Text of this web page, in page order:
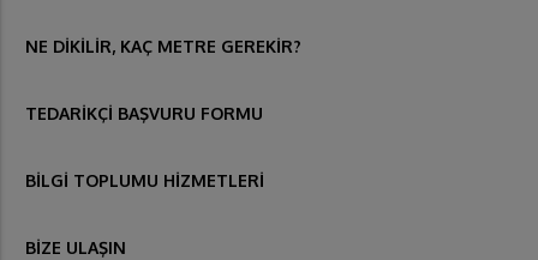
NE DİKİLİR, KAÇ METRE GEREKİR?
TEDARİKÇİ BAŞVURU FORMU
BİLGİ TOPLUMU HİZMETLERİ
BİZE ULAŞIN